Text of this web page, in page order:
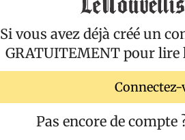
Si vous avez déjà créé un
GRATUITEMENT pour lire
Connectez-
Pas encore de compte